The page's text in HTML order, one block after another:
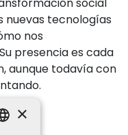
nuevas tecnologías
nos
presencia es cada
aunque todavía con
×